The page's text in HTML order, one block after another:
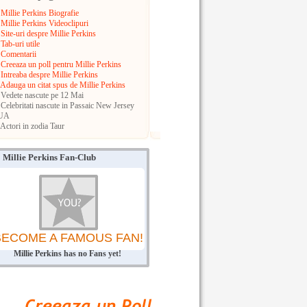
Perkins Biografie
Perkins Videoclipuri
uri despre Millie Perkins
uri utile
un poll pentru Millie Perkins
despre Millie Perkins
un citat spus de Millie Perkins
nascute pe 12 Mai
Celebritati nascute in Passaic New Jersey
in zodia Taur
Millie Perkins Fan-Club
A FAMOUS FAN!
Millie Perkins has no Fans yet!